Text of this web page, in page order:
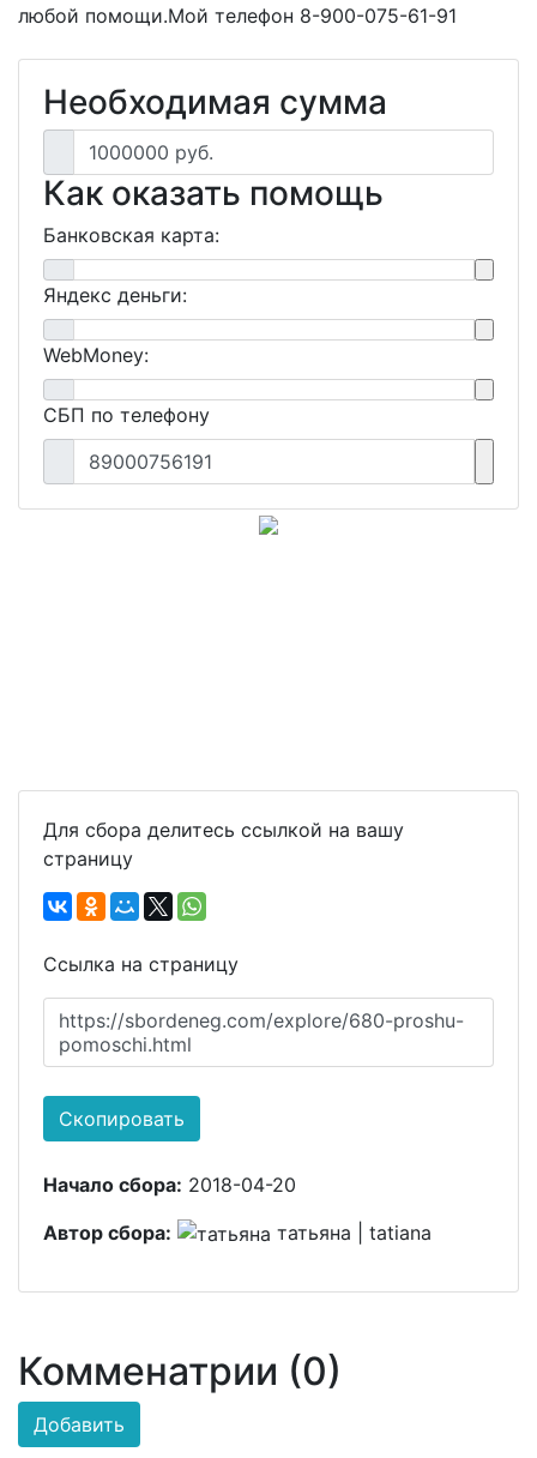
любой помощи.Мой телефон 8-900-075-61-91
Необходимая сумма
1000000 руб.
Как оказать помощь
Банковская карта:
Яндекс деньги:
WebMoney:
СБП по телефону
89000756191
Для сбора делитесь ссылкой на вашу
страницу
Ссылка на страницу
https://sbordeneg.com/explore/680-proshu-
pomoschi.html
Скопировать
Начало сбора: 2018-04-20
Автор сбора:
татьяна | tatiana
Комменатрии (0)
Добавить